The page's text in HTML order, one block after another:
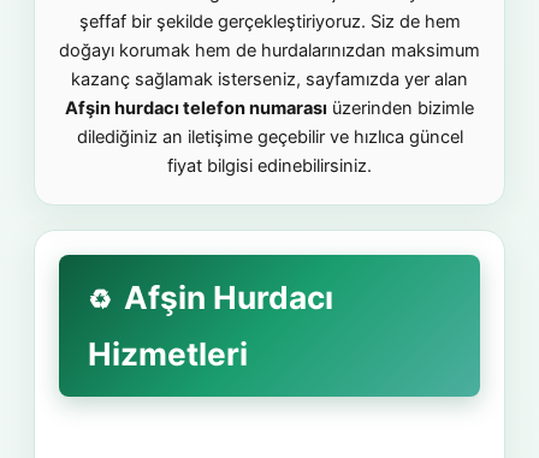
şeffaf bir şekilde gerçekleştiriyoruz. Siz de hem
doğayı korumak hem de hurdalarınızdan maksimum
kazanç sağlamak isterseniz, sayfamızda yer alan
Afşin hurdacı telefon numarası üzerinden bizimle
dilediğiniz an iletişime geçebilir ve hızlıca güncel
fiyat bilgisi edinebilirsiniz.
Afşin Hurdacı
Hizmetleri